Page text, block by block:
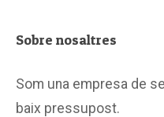
Sobre nosaltres
Som una empresa de
baix pressupost.